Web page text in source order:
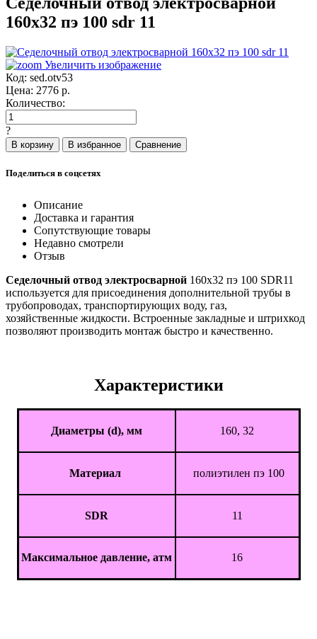
160x32 пэ 100 sdr 11
Увеличить изображение
Код: sed.otv53
Цена: 2776 р.
Количество:
?
Поделиться в соцсетях
Описание
Доставка и гарантия
Сопутствующие товары
Недавно смотрели
Отзыв
Седелочный отвод электросварной 160x32 пэ 100 SDR11
используется для присоединения дополнительной трубы в
трубопроводах, транспортирующих воду, газ,
хозяйственные жидкости. Встроенные закладные и штрихкод
позволяют производить монтаж быстро и качественно.
Характеристики
Диаметры (d), мм 160, 32
Материал полиэтилен пэ 100
SDR 11
Максимальное давление, атм 16